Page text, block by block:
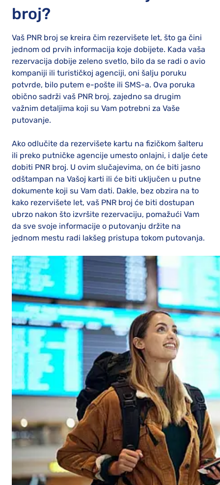
broj?
Vaš PNR broj se kreira čim rezervišete let, što ga čini
jednom od prvih informacija koje dobijete. Kada vaša
rezervacija dobije zeleno svetlo, bilo da se radi o avio
kompaniji ili turističkoj agenciji, oni šalju poruku
potvrde, bilo putem e-pošte ili SMS-a. Ova poruka
obično sadrži vaš PNR broj, zajedno sa drugim
važnim detaljima koji su Vam potrebni za Vaše
putovanje.
Ako odlučite da rezervišete kartu na fizičkom šalteru
ili preko putničke agencije umesto onlajni, i dalje ćete
dobiti PNR broj. U ovim slučajevima, on će biti jasno
odštampan na Vašoj karti ili će biti uključen u putne
dokumente koji su Vam dati. Dakle, bez obzira na to
kako rezervišete let, vaš PNR broj će biti dostupan
ubrzo nakon što izvršite rezervaciju, pomažući Vam
da sve svoje informacije o putovanju držite na
jednom mestu radi lakšeg pristupa tokom putovanja.